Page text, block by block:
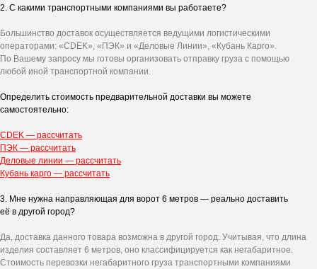
2. С какими транспортными компаниями вы работаете?
Большинство доставок осуществляется ведущими логистическими
операторами: «CDEK», «ПЭК» и «Деловые Линии», «Кубань Карго».
По Вашему запросу мы готовы организовать отправку груза с помощью
любой иной транспортной компании.
Определить стоимость предварительной доставки вы можете
самостоятельно:
CDEK — рассчитать
ПЭК — рассчитать
Деловые линии — рассчитать
Кубань карго — рассчитать
3. Мне нужна направляющая для ворот 6 метров — реально доставить
её в другой город?
Да, доставка данного товара возможна в другой город. Учитывая, что длина
изделия составляет 6 метров, оно классифицируется как негабаритное.
Стоимость перевозки негабаритного груза транспортными компаниями